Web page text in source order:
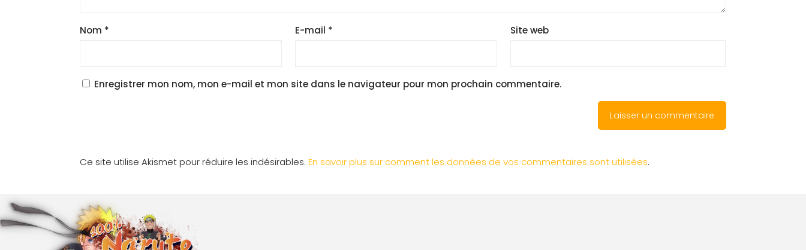
Nom * E-mail * Site web
Enregistrer mon nom, mon e-mail et mon site dans le navigateur pour mon prochain commentaire.
Ce site utilise Akismet pour réduire les indésirables. En savoir plus sur comment les données de vos commentaires sont utilisées.